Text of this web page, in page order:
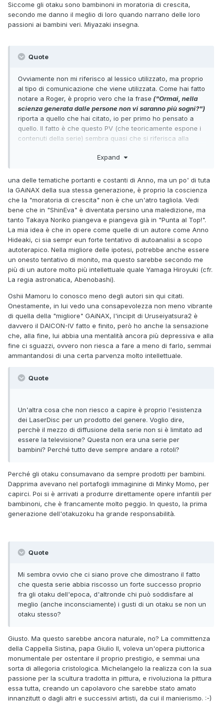
Siccome gli otaku sono bambinoni in moratoria di crescita,
secondo me danno il meglio di loro quando narrano delle loro
passioni ai bambini veri. Miyazaki insegna.
Quote
Ovviamente non mi riferisco al lessico utilizzato, ma proprio
al tipo di comunicazione che viene utilizzata. Come hai fatto
notare a Roger, è proprio vero che la frase ("Ormai, nella
scienza generata dalle persone non vi saranno più sogni?")
riporta a quello che hai citato, io per primo ho pensato a
quello. Il fatto è che questo PV (che teoricamente espone i
contenuti della serie) sembra quasi che si riferisca alla
che ancora deve farlo. Da un certo punto di vista, oltre ad
anche leggermente presuntivo pensare di poter predireil
futuro di una generazione di bambini (che al tempo non
aveva ancora avuto modo di crescere proprio dal punto di
vista anagrafico), e sbatterglielo in faccia senza avere vere
certezze. Alla fine ci ha azzeccato, ma non è questo il
punto. Il punto è che in caso avvessi ragione (ed è del tutto
improbabile) Anno avrebbe dimostrato di non essere poi
tanto diverso da Oshii.
Expand
una delle tematiche portanti e costanti di Anno, ma un po' di tuta
la GAiNAX della sua stessa generazione, è proprio la coscienza
che la "moratoria di crescita" non è che un'atro tagliola. Vedi
bene che in "ShinEva" è diventata persino una maledizione, ma
tanto Takaya Noriko piangeva e piangeva già in "Punta al Top!".
La mia idea è che in opere come quelle di un autore come Anno
Hideaki, ci sia sempr eun forte tentativo di autoanalisi a scopo
autoterapico. Nella migliore delle ipotesi, potrebbe anche essere
un onesto tentativo di monito, ma questo sarebbe secondo me
più di un autore molto più intellettuale quale Yamaga Hiroyuki (cfr.
La regia astronatica, Abenobashi).
Oshii Mamoru lo conosco meno degli autori sin qui citati.
Onestamente, in lui vedo una consapevolezza non meno vibrante
di quella della "migliore" GAiNAX, l'incipit di Uruseiyatsura2 è
davvero il DAICON-IV fatto e finito, però ho anche la sensazione
che, alla fine, lui abbia una mentalità ancora più depressiva e alla
fine ci sguazzi, ovvero non riesca a fare a meno di farlo, semmai
ammantandosi di una certa parvenza molto intellettuale.
Quote
Un'altra cosa che non riesco a capire è proprio l'esistenza
dei LaserDisc per un prodotto del genere. Voglio dire,
perchè il mezzo di diffusione della serie non si è limitato ad
essere la televisione? Questa non era una serie per
bambini? Perché tutto deve sempre andare a rotoli?
Perché gli otaku consumavano da sempre prodotti per bambini.
Dapprima avevano nel portafogli immaginine di Minky Momo, per
capirci. Poi si è arrivati a produrre direttamente opere infantili per
bambinoni, che è francamente molto peggio. In questo, la prima
generazione dell'otakuzoku ha grande responsabilità.
Quote
Mi sembra ovvio che ci siano prove che dimostrano il fatto
che questa serie abbia riscosso un forte successo proprio
fra gli otaku dell'epoca, d'altronde chi può soddisfare al
meglio (anche inconsciamente) i gusti di un otaku se non un
otaku stesso?
Giusto. Ma questo sarebbe ancora naturale, no? La committenza
della Cappella Sistina, papa Giulio II, voleva un'opera piuttorica
monumentale per ostentare il proprio prestigio, e semmai una
sorta di allegoria cristologica. Michelangelo la realizza con la sua
passione per la scultura tradotta in pittura, e rivoluziona la pittura
essa tutta, creando un capolavoro che sarebbe stato amato
innanzitutt o dagli altri e successivi artisti, da cui il manierismo. :-)